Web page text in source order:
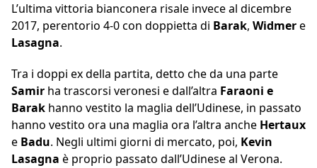
L’ultima vittoria bianconera risale invece al dicembre
2017, perentorio 4-0 con doppietta di Barak, Widmere
Lasagna.
Tra i doppi ex della partita, detto che da una parte
Samir ha trascorsi veronesi e dall’altra Faraoni e
Barak hanno vestito la maglia dell’Udinese, in passato
hanno vestito ora una maglia ora l’altra anche Hertaux
e Badu. Negli ultimi giorni di mercato, poi, Kevin
Lasagna è proprio passato dall’Udinese al Verona.